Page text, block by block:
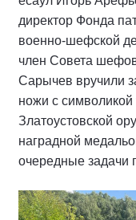
директор Фонда
военно-шефской
член Совета
Сарычев вручили
ножи с
Златоустовской
наградной
очередные задачи